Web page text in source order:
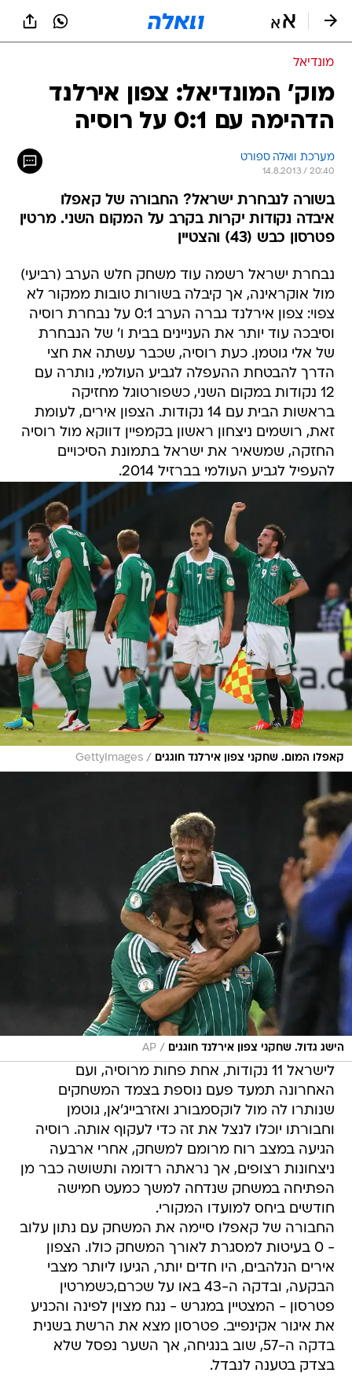
מונדיאל
מוק' המונדיאל: צפון אירלנד
הדהימה עם 0:1 על רוסיה
מערכת וואלה ספורט
14.8.2013 / 20:40
בשורה לנבחרת ישראל? החבורה של קאפלו
איבדה נקודות יקרות בקרב על המקום השני. מרטין
פטרסון כבש (43) והצטיין
נבחרת ישראל רשמה עוד משחק חלש הערב (רביעי)
מול אוקראינה, אך קיבלה בשורות טובות ממקור לא
צפוי: צפון אירלנד גברה הערב 0:1 על נבחרת רוסיה
וסיבכה עוד יותר את העניינים בבית ו' של הנבחרת
של אלי גוטמן. כעת רוסיה, שכבר עשתה את חצי
הדרך להבטחת ההעפלה לגביע העולמי, נותרה עם
12 נקודות במקום השני, כשפורטוגל מחזיקה
בראשות הבית עם 14 נקודות. הצפון אירים, לעומת
זאת, רושמים ניצחון ראשון בקמפיין דווקא מול רוסיה
החזקה, שמשאיר את ישראל בתמונת הסיכויים
להעפיל לגביע העולמי בברזיל 2014.
קאפלו המום. שחקני צפון אירלנד חוגגים /
GettyImages
הישג גדול. שחקני צפון אירלנד חוגגים /
AP
לישראל 11 נקודות, אחת פחות מרוסיה, ועם
האחרונה תמעד פעם נוספת בצמד המשחקים
שנותרו לה מול לוקסמבורג ואזרבייג'אן, גוטמן
וחבורתו יוכלו לנצל את זה כדי לעקוף אותה. רוסיה
הגיעה במצב רוח מרומם למשחק, אחרי ארבעה
ניצחונות רצופים, אך נראתה רדומה ותשושה כבר מן
הפתיחה במשחק שנדחה למשך כמעט חמישה
חודשים ביחס למועדו המקורי.
החבורה של קאפלו סיימה את המשחק עם נתון עלוב
- 0 בעיטות למסגרת לאורך המשחק כולו. הצפון
אירים הנלהבים, היו חדים יותר, הגיעו ליותר מצבי
הבקעה, ובדקה ה-43 באו על שכרם,כשמרטין
פטרסון - המצטיין במגרש - נגח מצוין לפינה והכניע
את איגור אקינפייב. פטרסון מצא את הרשת בשנית
בדקה ה-57, שוב בנגיחה, אך השער נפסל שלא
בצדק בטענה לנבדל.